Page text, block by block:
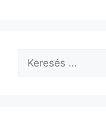
Keresés: